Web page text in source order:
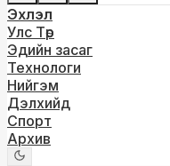
Эхлэл
Улс Төр
Эдийн засаг
Технологи
Нийгэм
Дэлхийд
Спорт
Архив